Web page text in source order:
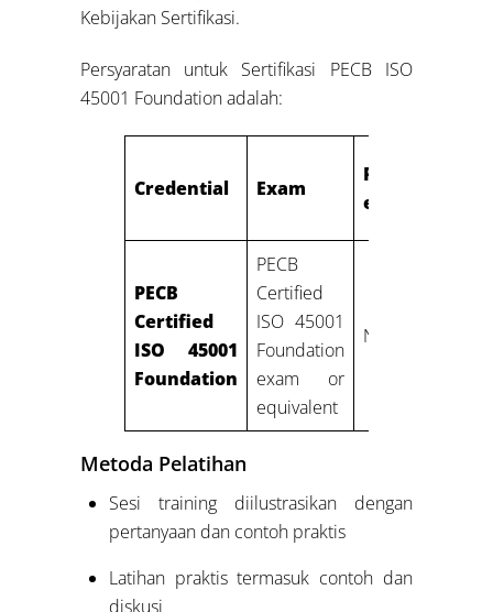
Kebijakan Sertifikasi.
Persyaratan untuk Sertifikasi PECB ISO
45001 Foundation adalah:
Credential Exam
Professional
experience
PECB
Certified
ISO 45001
Foundation
PECB
Certified
ISO 45001
Foundation
exam or
equivalent
None
Metoda Pelatihan
Sesi training diilustrasikan dengan
pertanyaan dan contoh praktis
Latihan praktis termasuk contoh dan
diskusi